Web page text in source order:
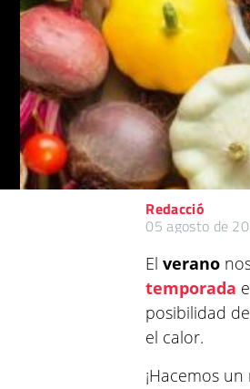
Redacció
05 agosto de
Elverano
temporada
posibilidad
el calor.
¡Hacemos